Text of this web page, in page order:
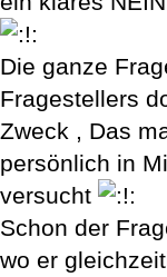
Die ganze
Fragestellers
Zweck , Das
persönlich in
versucht
Schon der
wo er